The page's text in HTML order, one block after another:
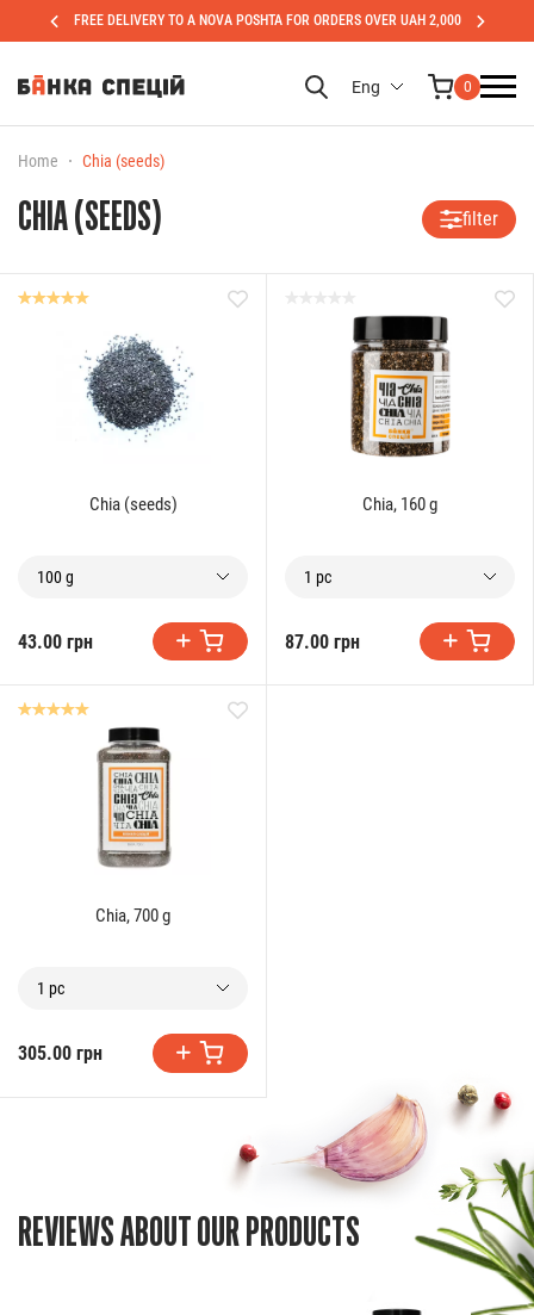
FREE DELIVERY TO A NOVA POSHTA FOR ORDERS OVER UAH 2,000
Eng 0
Home Chia (seeds)
CHIA (SEEDS) filter
Chia (seeds)
100 g
43.00 грн
Chia, 160 g
1 pc
87.00 грн
Chia, 700 g
1 pc
305.00 грн
REVIEWS ABOUT OUR PRODUCTS